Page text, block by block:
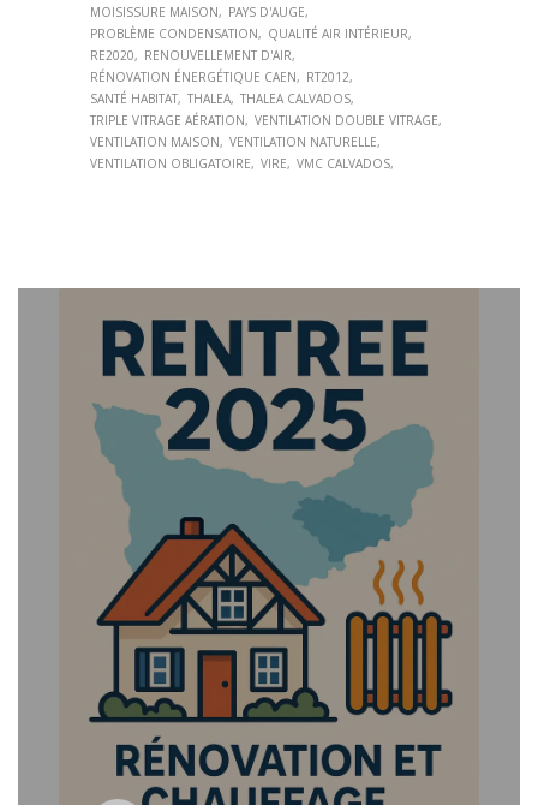
MOISISSURE MAISON
PAYS D'AUGE
PROBLÈME CONDENSATION
QUALITÉ AIR INTÉRIEUR
RE2020
RENOUVELLEMENT D'AIR
RÉNOVATION ÉNERGÉTIQUE CAEN
RT2012
SANTÉ HABITAT THALEA THALEA CALVADOS
TRIPLE VITRAGE AÉRATION
VENTILATION DOUBLE VITRAGE
VENTILATION MAISON
VENTILATION NATURELLE
VENTILATION OBLIGATOIRE
VIRE VMC CALVADOS